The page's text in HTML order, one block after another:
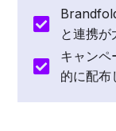
と連携が
キャン
的に配布